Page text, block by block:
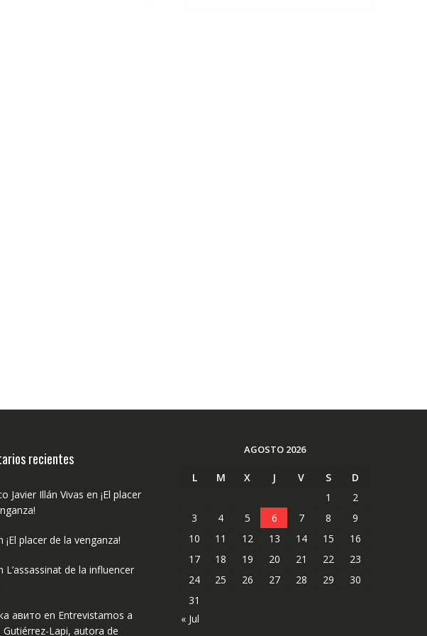
recientes
Javier Illán Vivas en ¡El placer
¡El placer de la venganza!
L’assassinat de la influencer
авито en Entrevistamos a
Gutiérrez-Lapi, autora de
AGOSTO 2026
L M X J V S
D
1
2
3
4 5 6 7 8
9
10
11 12 13 14 15
16
17
18 19 20 21 22
23
24
25 26 27 28 29
30
31
« Jul